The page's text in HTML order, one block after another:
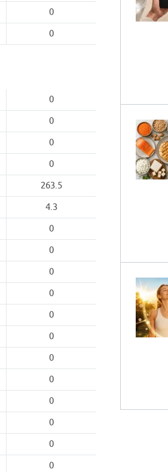
0
0
0
0
0
0
263.5
4.3
0
0
0
0
0
0
0
0
0
0
0
0